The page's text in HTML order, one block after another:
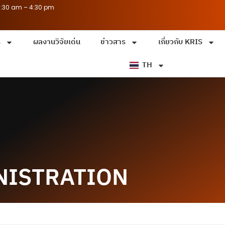
am – 4:30 pm
ผลงานวิจัยเด่น ข่าวสาร
เกี่ยวกับ KRIS
TH